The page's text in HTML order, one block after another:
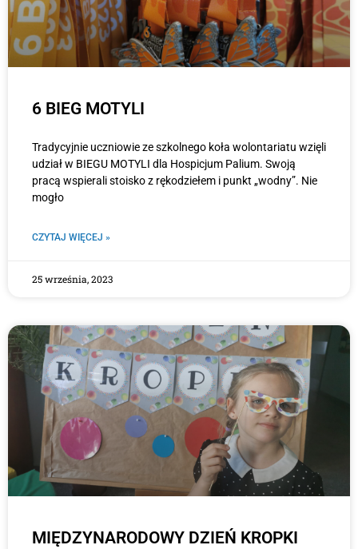
6 BIEG MOTYLI
Tradycyjnie uczniowie ze szkolnego koła wolontariatu wzięli
udział w BIEGU MOTYLI dla Hospicjum Palium. Swoją
pracą wspierali stoisko z rękodziełem i punkt „wodny”. Nie
mogło
CZYTAJ WIĘCEJ »
25 września, 2023
MIĘDZYNARODOWY DZIEŃ KROPKI